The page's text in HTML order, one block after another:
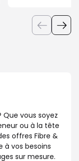
Que vous soyez
ou à la tête
offres Fibre &
à vos besoins
sur mesure.